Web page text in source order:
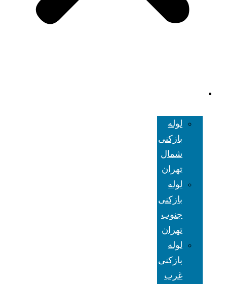
لوله
بازکنی
شمال
تهران
لوله
بازکنی
جنوب
تهران
لوله
بازکنی
غرب